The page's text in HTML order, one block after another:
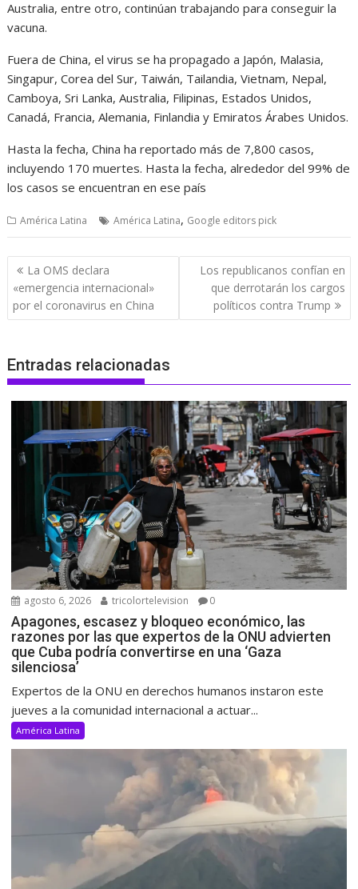
Australia, entre otro, continúan trabajando para conseguir la
vacuna.
Fuera de China, el virus se ha propagado a Japón, Malasia,
Singapur, Corea del Sur, Taiwán, Tailandia, Vietnam, Nepal,
Camboya, Sri Lanka, Australia, Filipinas, Estados Unidos,
Canadá, Francia, Alemania, Finlandia y Emiratos Árabes Unidos.
Hasta la fecha, China ha reportado más de 7,800 casos,
incluyendo 170 muertes. Hasta la fecha, alrededor del 99% de
los casos se encuentran en ese país
América Latina América Latina, Google editors pick
Navegación
de
entradas
La OMS declara
«emergencia internacional»
por el coronavirus en China
Los republicanos confían en
que derrotarán los cargos
políticos contra Trump
Entradas relacionadas
agosto 6, 2026 tricolortelevision 0
Apagones, escasez y bloqueo económico, las
razones por las que expertos de la ONU advierten
que Cuba podría convertirse en una ‘Gaza
silenciosa’
Expertos de la ONU en derechos humanos instaron este
jueves a la comunidad internacional a actuar...
América Latina